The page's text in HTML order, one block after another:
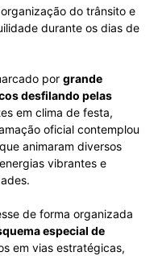
do trânsito e
durante os dias de
por grande
desfilando pelas
em clima de festa,
oficial contemplou
animaram diversos
vibrantes e
de forma organizada
especial de
em vias estratégicas,